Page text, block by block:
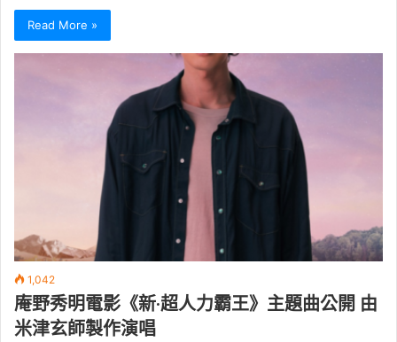
Read More »
1,042
庵野秀明電影《新·超人力霸王》主題曲公開 由
米津玄師製作演唱